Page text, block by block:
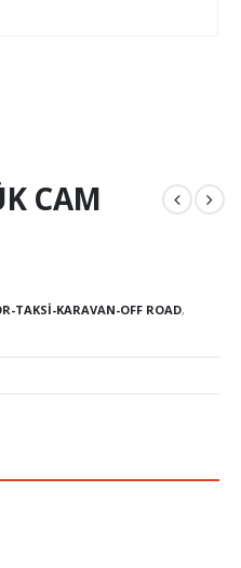
CAM
TAKSI-KARAVAN-OFF ROAD,